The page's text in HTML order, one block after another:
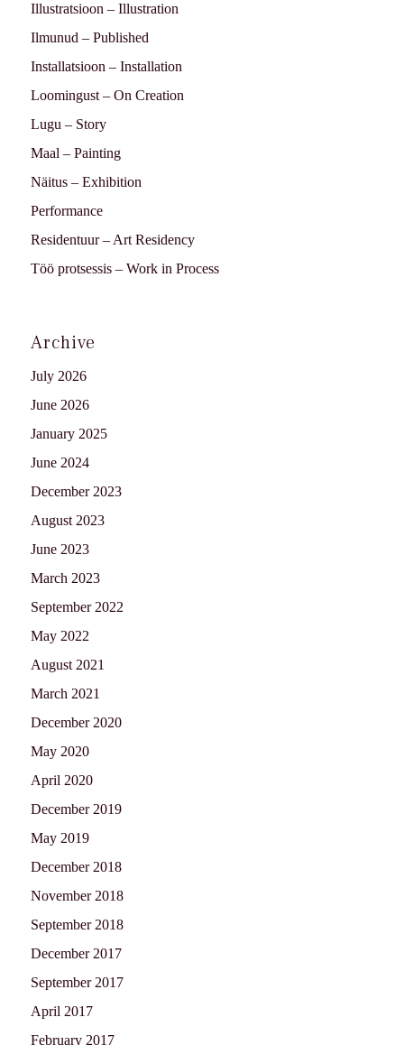
Illustratsioon – Illustration
Ilmunud – Published
Installatsioon – Installation
Loomingust – On Creation
Lugu – Story
Maal – Painting
Näitus – Exhibition
Performance
Residentuur – Art Residency
Töö protsessis – Work in Process
Archive
July 2026
June 2026
January 2025
June 2024
December 2023
August 2023
June 2023
March 2023
September 2022
May 2022
August 2021
March 2021
December 2020
May 2020
April 2020
December 2019
May 2019
December 2018
November 2018
September 2018
December 2017
September 2017
April 2017
February 2017